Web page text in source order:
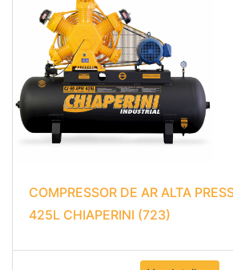
COMPRESSOR DE AR ALTA
425L CHIAPERINI (723)